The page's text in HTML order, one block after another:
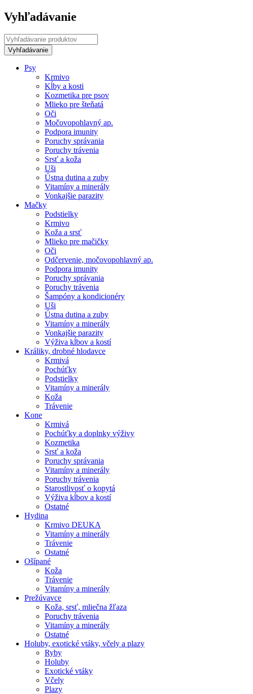
Vyhľadávanie
Psy
Krmivo
Kĺby a kosti
Kozmetika pre psov
Mlieko pre šteňatá
Oči
Močovopohlavný ap.
Podpora imunity
Poruchy správania
Poruchy trávenia
Srsť a koža
Uši
Ústna dutina a zuby
Vitamíny a minerály
Vonkajšie parazity
Mačky
Podstielky
Krmivo
Koža a srsť
Mlieko pre mačičky
Oči
Odčervenie, močovopohlavný ap.
Podpora imunity
Poruchy správania
Poruchy trávenia
Šampóny a kondicionéry
Uši
Ústna dutina a zuby
Vitamíny a minerály
Vonkajšie parazity
Výživa kĺbov a kostí
Králiky, drobné hlodavce
Krmivá
Pochúťky
Podstielky
Vitamíny a minerály
Koža
Trávenie
Kone
Krmivá
Pochúťky a doplnky výživy
Kozmetika
Srsť a koža
Poruchy správania
Vitamíny a minerály
Poruchy trávenia
Starostlivosť o kopytá
Výživa kĺbov a kostí
Ostatné
Hydina
Krmivo DEUKA
Vitamíny a minerály
Trávenie
Ostatné
Ošípané
Koža
Trávenie
Vitamíny a minerály
Prežúvavce
Koža, srsť, mliečna žľaza
Poruchy trávenia
Vitamíny a minerály
Ostatné
Holuby, exotické vtáky, včely a plazy
Ryby
Holuby
Exotické vtáky
Včely
Plazy